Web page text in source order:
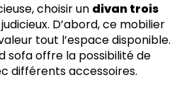
choisir un divan trois
D’abord, ce mobilier
tout l’espace disponible.
sofa offre la possibilité de
différents accessoires.